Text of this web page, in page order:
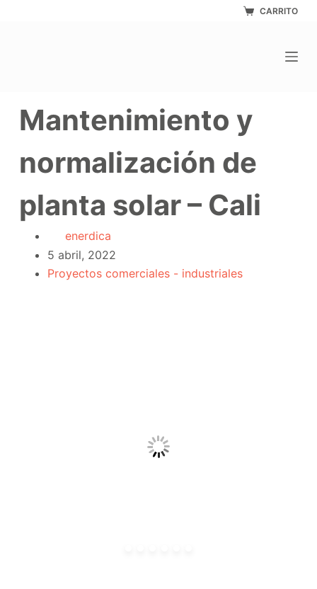
CARRITO
Mantenimiento y
normalización de
planta solar – Cali
enerdica
5 abril, 2022
Proyectos comerciales - industriales